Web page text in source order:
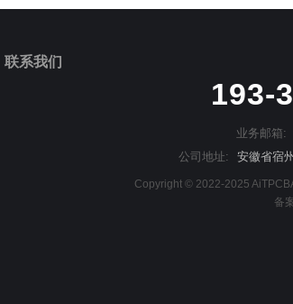
联系我们
193-
业务邮箱:
公司地址:
安徽省宿
Copyright © 2022-2025
备